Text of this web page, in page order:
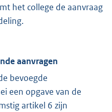
het college de aanvraag
aanvragen
bevoegde
een opgave van de
artikel 6 zijn